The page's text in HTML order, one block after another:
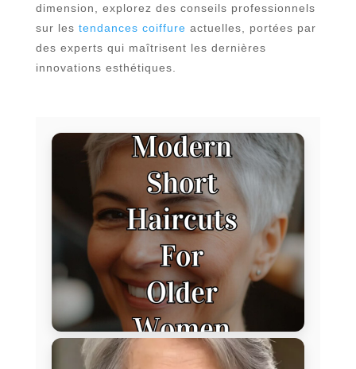
dimension, explorez des conseils professionnels
sur les tendances coiffure actuelles, portées par
des experts qui maîtrisent les dernières
innovations esthétiques.